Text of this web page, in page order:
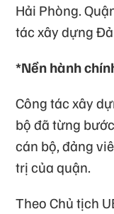
Hải Phòng.
tác xây dựng
*Nền hành
Công tác xây
bộ đã từng
cán bộ, đảng
trị của quận.
Theo Chủ tịch